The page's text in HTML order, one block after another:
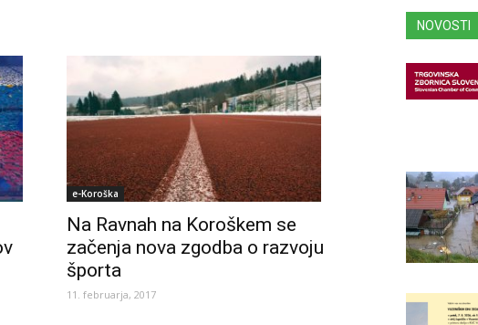
e-Koroška
Na Ravnah na Koroškem se
začenja nova zgodba o razvoju
športa
11. februarja, 2017
NOVOSTI